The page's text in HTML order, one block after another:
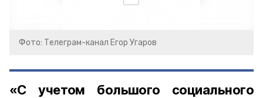
Фото: Телеграм-канал Егор Угаров
«С учетом большого социального